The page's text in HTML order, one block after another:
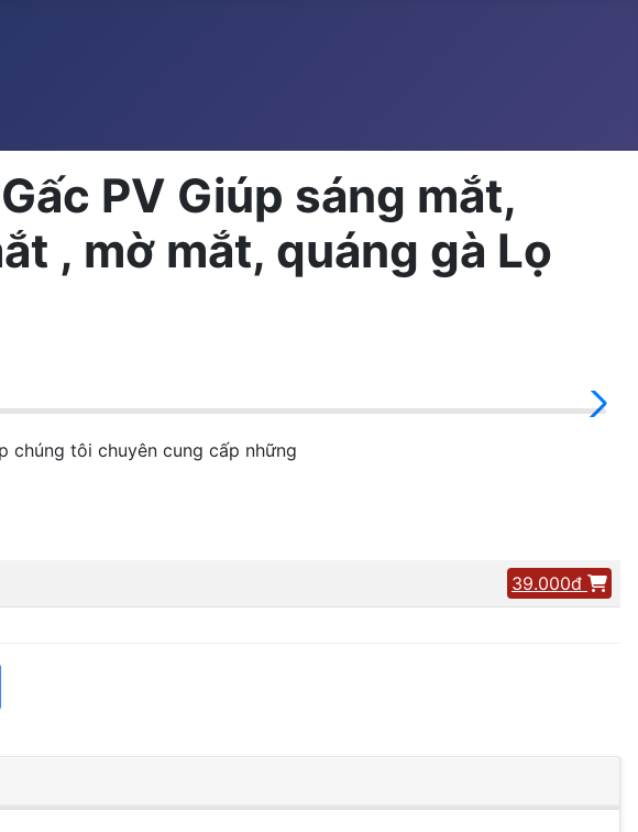
PV Giúp sáng mắt,
, mờ mắt, quáng gà Lọ
chúng tôi chuyên cung cấp những
39.000đ